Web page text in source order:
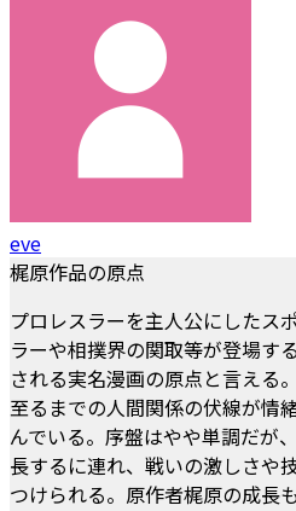
eve
梶原作品の原点
プロレスラーを主人公にしたス
ラーや相撲界の関取等が登場す
される実名漫画の原点と言える
至るまでの人間関係の伏線が情
んでいる。序盤はやや単調だが
長するに連れ、戦いの激しさや
つけられる。原作者梶原の成長